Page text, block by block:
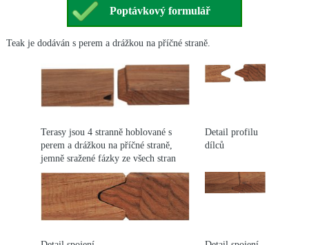
Poptávkový formulář
Teak je dodáván s perem a drážkou na příčné straně.
Terasy jsou 4 stranně hoblované s
perem a drážkou na příčné straně,
jemně sražené fázky ze všech stran
Detail profilu
dílců